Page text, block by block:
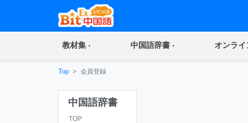
教材集(current) 中国語辞書(current) オンラ
Top 会員登録
中国語辞書
TOP